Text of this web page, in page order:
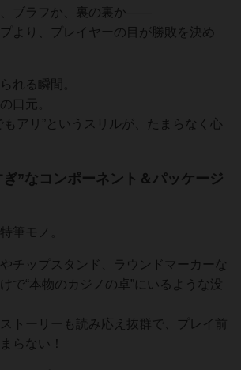
、ブラフか、裏の裏か――
より、プレイヤーの目が勝敗を決め
れる瞬間。
口元。
もアリ”というスリルが、たまらなく心
ぎ”なコンポーネント＆パッケージ
筆モノ。
チップスタンド、ラウンドマーカーな
で“本物のカジノの卓”にいるような没
トーリーも読み応え抜群で、プレイ前
らない！